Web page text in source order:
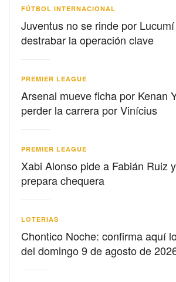
FÚTBOL INTERNACIONAL
Juventus no se rinde por
destrabar la operación clave
PREMIER LEAGUE
Arsenal mueve ficha por Kenan
perder la carrera por Vinícius
PREMIER LEAGUE
Xabi Alonso pide a Fabián Ruiz
prepara chequera
LOTERIAS
Chontico Noche: confirma aquí
del domingo 9 de agosto de